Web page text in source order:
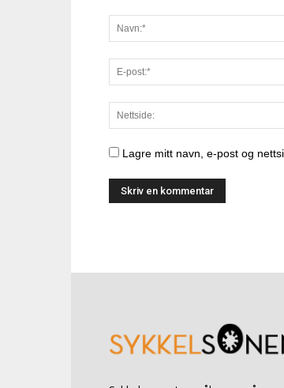
Lagre mitt navn, e-post og